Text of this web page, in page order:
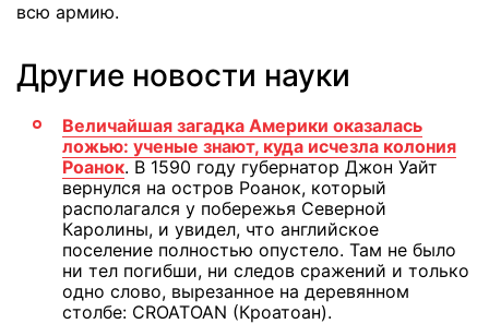
всю армию.
Другие новости науки
Величайшая загадка Америки оказалась
ложью: ученые знают, куда исчезла колония
Роанок. В 1590 году губернатор Джон Уайт
вернулся на остров Роанок, который
располагался у побережья Северной
Каролины, и увидел, что английское
поселение полностью опустело. Там не было
ни тел погибши, ни следов сражений и только
одно слово, вырезанное на деревянном
столбе: CROATOAN (Кроатоан).